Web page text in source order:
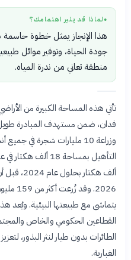
● لماذا قد يثير اهتمامك؟
هذا الإنجاز يمثل خطوة
جودة الحياة، وتوفير موائل
منطقة تعاني من ندرة المياه.
وزراعة 10 مليارات شجرة في
ألف هكتار
2026.
يتماشى مع طبيعتها البيئية. ويُعد
القطاعين الحكومي والخاص
الطائرات بدون طيار لنثر البذور،
الغبارية.